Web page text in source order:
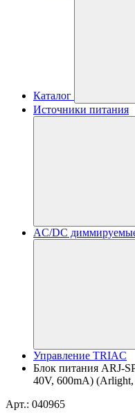
Каталог
Источники питания
AC/DC
Управление TRIAC
Блок питания ARJ-
40V, 600mA)
Арт.: 040965